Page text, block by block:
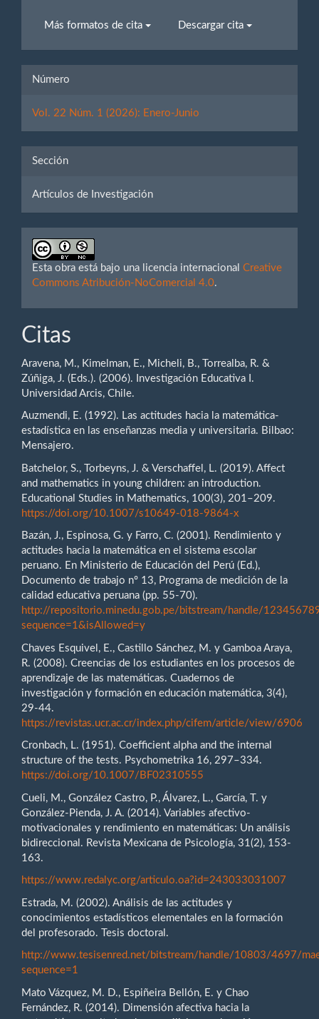
Más formatos de cita Descargar cita
Número
Vol. 22 Núm. 1 (2026): Enero-Junio
Sección
Artículos de Investigación
Esta obra está bajo una licencia internacional Creative
Commons Atribución-NoComercial 4.0.
Citas
Aravena, M., Kimelman, E., Micheli, B., Torrealba, R. &
Zúñiga, J. (Eds.). (2006). Investigación Educativa I.
Universidad Arcis, Chile.
Auzmendi, E. (1992). Las actitudes hacia la matemática-
estadística en las enseñanzas media y universitaria. Bilbao:
Mensajero.
Batchelor, S., Torbeyns, J. & Verschaffel, L. (2019). Affect
and mathematics in young children: an introduction.
Educational Studies in Mathematics, 100(3), 201–209.
https://doi.org/10.1007/s10649-018-9864-x
Bazán, J., Espinosa, G. y Farro, C. (2001). Rendimiento y
actitudes hacia la matemática en el sistema escolar
peruano. En Ministerio de Educación del Perú (Ed.),
Documento de trabajo nº 13, Programa de medición de la
calidad educativa peruana (pp. 55-70).
http://repositorio.minedu.gob.pe/bitstream/handle/
sequence=1&isAllowed=y
Chaves Esquivel, E., Castillo Sánchez, M. y Gamboa Araya,
R. (2008). Creencias de los estudiantes en los procesos de
aprendizaje de las matemáticas. Cuadernos de
investigación y formación en educación matemática, 3(4),
29-44.
https://revistas.ucr.ac.cr/index.php/cifem/article/view/6906
Cronbach, L. (1951). Coefficient alpha and the internal
structure of the tests. Psychometrika 16, 297–334.
https://doi.org/10.1007/BF02310555
Cueli, M., González Castro, P., Álvarez, L., García, T. y
González-Pienda, J. A. (2014). Variables afectivo-
motivacionales y rendimiento en matemáticas: Un análisis
bidireccional. Revista Mexicana de Psicología, 31(2), 153-
163.
https://www.redalyc.org/articulo.oa?id=243033031007
Estrada, M. (2002). Análisis de las actitudes y
conocimientos estadísticos elementales en la formación
del profesorado. Tesis doctoral.
http://www.tesisenred.net/bitstream/handle/10803/4697/
sequence=1
Mato Vázquez, M. D., Espiñeira Bellón, E. y Chao
Fernández, R. (2014). Dimensión afectiva hacia la